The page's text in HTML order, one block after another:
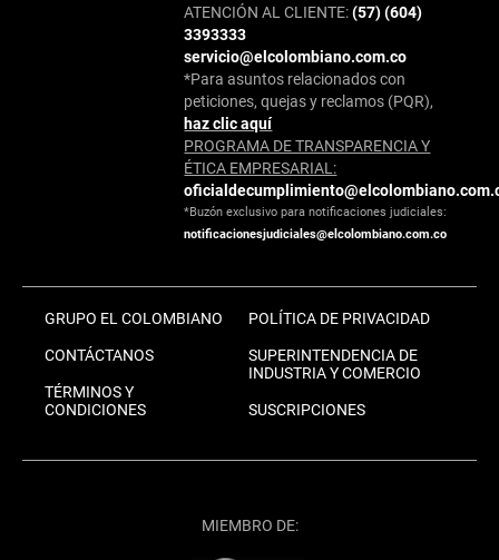
ATENCIÓN AL CLIENTE:(57) (604)
3393333
servicio@elcolombiano.com.co
*Para asuntos relacionados con
peticiones, quejas y reclamos (PQR),
haz clic aquí
PROGRAMA DE TRANSPARENCIA Y
ÉTICA EMPRESARIAL:
*Buzón exclusivo para notificaciones judiciales:
notificacionesjudiciales@elcolombiano.com.co
GRUPO EL COLOMBIANO
CONTÁCTANOS
TÉRMINOS Y
CONDICIONES
POLÍTICA DE PRIVACIDAD
SUPERINTENDENCIA DE
INDUSTRIA Y COMERCIO
SUSCRIPCIONES
MIEMBRO DE: